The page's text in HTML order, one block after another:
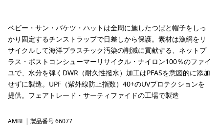
ベビー・サン・バケツ・ハットは全周に施したつばと帽子をしっ
かり固定するチンストラップで日差しから保護。素材は漁網をリ
サイクルして海洋プラスチック汚染の削減に貢献する、ネットプ
ラス・ポストコンシューマーリサイクル・ナイロン100％のファイ
ユで、水分を弾くDWR（耐久性撥水）加工はPFASを意図的に添加
せずに製造。UPF（紫外線防止指数）40+のUVプロテクションを
提供。フェアトレード・サーティファイドの工場で製造
Amazonia: Shore Blue
AMBL | 製品番号 66077